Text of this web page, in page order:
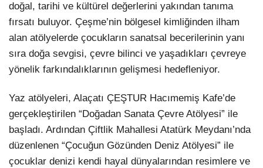
doğal, tarihi ve kültürel değerlerini yakından tanıma
fırsatı buluyor. Çeşme’nin bölgesel kimliğinden ilham
alan atölyelerde çocukların sanatsal becerilerinin yanı
sıra doğa sevgisi, çevre bilinci ve yaşadıkları çevreye
yönelik farkındalıklarının gelişmesi hedefleniyor.
Yaz atölyeleri, Alaçatı ÇEŞTUR Hacımemiş Kafe’de
gerçekleştirilen “Doğadan Sanata Çevre Atölyesi” ile
başladı. Ardından Çiftlik Mahallesi Atatürk Meydanı’nda
düzenlenen “Çocuğun Gözünden Deniz Atölyesi” ile
çocuklar denizi kendi hayal dünyalarından resimlere ve